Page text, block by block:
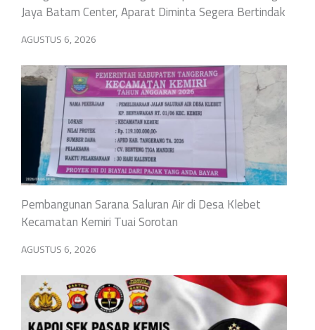
Jaya Batam Center, Aparat Diminta Segera Bertindak
AGUSTUS 6, 2026
Pembangunan Sarana Saluran Air di Desa Klebet
Kecamatan Kemiri Tuai Sorotan
AGUSTUS 6, 2026